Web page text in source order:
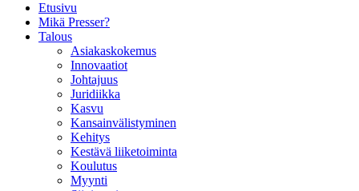
Etusivu
Mikä Presser?
Talous
Asiakaskokemus
Innovaatiot
Johtajuus
Juridiikka
Kasvu
Kansainvälistyminen
Kehitys
Kestävä liiketoiminta
Koulutus
Myynti